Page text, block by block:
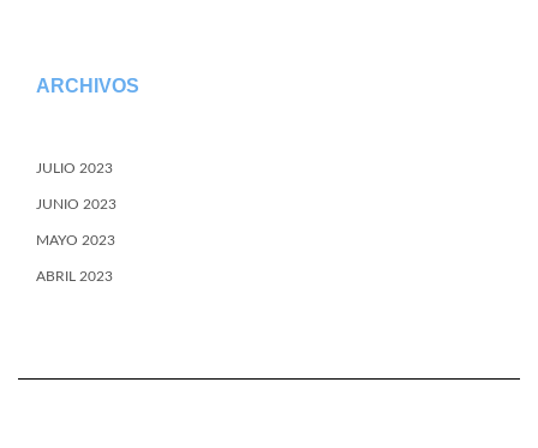
ARCHIVOS
JULIO 2023
JUNIO 2023
MAYO 2023
ABRIL 2023